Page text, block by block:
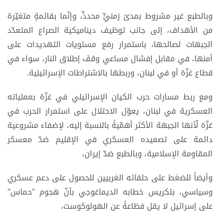
وبالطبع غير مشروط بمدىً زمنيٍّ محددٍّ، وإنّما بقائمةٍ متغيّرة
من الأهداف، إلى جانب توظيف ديناميكية الصراع المتعدّد
الجبهات لصالحها، باستمرار رفع مستويات التهديدات على
أمنها، في مقابل إفشال مساعي وقفَ إطلاق النار، سواء في
قطاع غزّة أو في لبنان، وربطها بالاشتراطات الإسرائيلية.
ومع ربط مسارات حرب الكيان الإسرائيلي في غزّة بعملياته
العسكرية في لبنان، يعوّل الاحتلال على استمرار الحرب في
غزّة لّأنها الجبهة الأكثر أهمّيةً بالنسبة إليه، لإضفاء مشروعية
دائمة على تصعيده العسكري في الإقليم ضدّ معسكر
المقاومة الإسلامية، وبالطبع ضدّ إيران،
وأيضاً للضغط على حلفائه الغربيين للحصول على دعم عسكري
وسياسي، بتكريس خطابه الديماغوجي بأنّ هجوم "حماس"
على إسرائيل لا يقل فظاعةً عن الهولوكوست،